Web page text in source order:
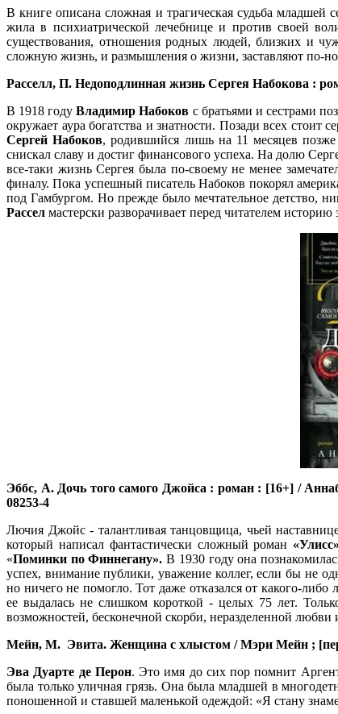
В книге описана сложная и трагическая судьба младшей
жила в психиатрической лечебнице и против своей
существования, отношения родных людей, близких и
сложную жизнь, и размышления о жизни, заставляют по-
Расселл, П. Недоподлинная жизнь Сергея Набокова :
В 1918 годуВладимир Набоков с братьями и сестрами
окружает аура богатства и знатности. Позади всех
Сергей Набоков, родившийся лишь на 11 месяцев
снискал славу и достиг финансового успеха. На долю
все-таки жизнь Сергея была по-своему не менее
финалу. Пока успешный писатель Набоков покорял
под Гамбургом. Но прежде было мечтательное детство,
Рассел мастерски разворачивает перед читателем
Эббс, А.Дочь того самого Джойса : роман : [16+] /
08253-4
Лючия Джойс - талантливая танцовщица, чьей
который написал фантастически сложный роман «Улисс»
«Поминки по Финнегану». В 1930 году она
успех, внимание публики, уважение коллег, если бы не
но ничего не помогло. Тот даже отказался от какого-
ее выдалась не слишком короткой - целых 75 лет.
возможностей, бесконечной скорби, неразделенной любви
Мейн, М. Эвита. Женщина с хлыстом / Мэри Мейн ;
Эва Дуарте де Перон. Это имя до сих пор помнит
была только уличная грязь. Она была младшей в
поношенной и ставшей маленькой одеждой: «Я стану